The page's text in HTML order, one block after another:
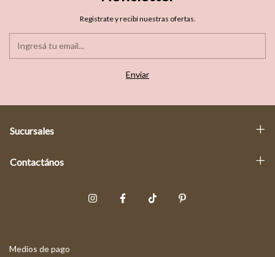
Registrate y recibí nuestras ofertas.
Sucursales
Contactános
Medios de pago